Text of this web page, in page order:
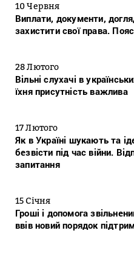
10 Червня
Виплати, документи,
захистити свої права.
28 Лютого
Вільні слухачі в
їхня присутність важлива
17 Лютого
Як в Україні шукають та
безвісти під час війни.
запитання
15 Січня
Гроші і допомога
ввів новий порядок